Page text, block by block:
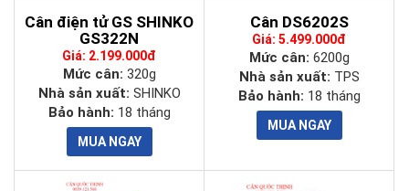
Cân điện tử GS SHINKO
GS322N
Giá: 2.199.000đ
Mức cân: 320g
Nhà sản xuất: SHINKO
Bảo hành: 18 tháng
Cân DS6202S
Giá: 5.499.000đ
Mức cân: 6200g
Nhà sản xuất: TPS
Bảo hành: 18 tháng